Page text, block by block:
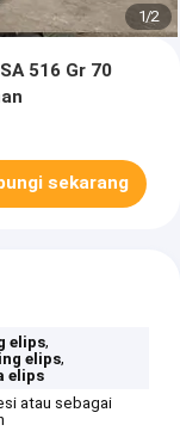
1/2
516 Gr 70
sekarang
elips,
elips,
elips
atau sebagai